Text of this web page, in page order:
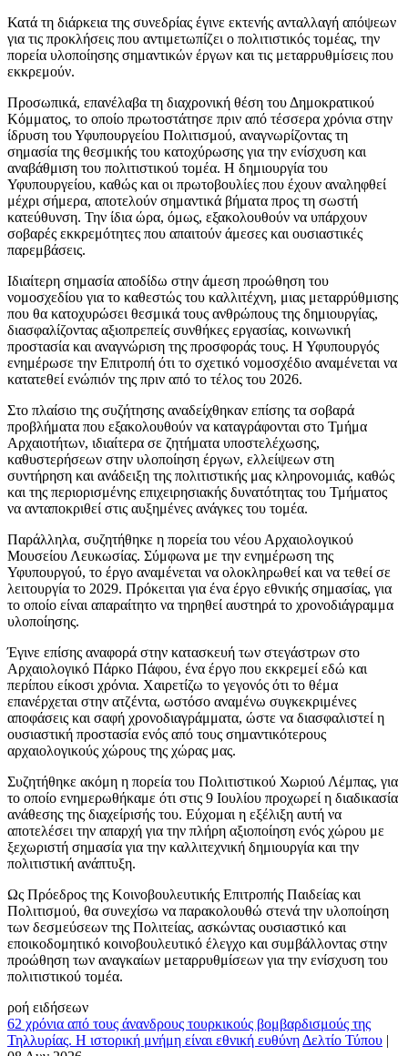
Κατά τη διάρκεια της συνεδρίας έγινε εκτενής ανταλλαγή απόψεων
για τις προκλήσεις που αντιμετωπίζει ο πολιτιστικός τομέας, την
πορεία υλοποίησης σημαντικών έργων και τις μεταρρυθμίσεις που
εκκρεμούν.
Προσωπικά, επανέλαβα τη διαχρονική θέση του Δημοκρατικού
Κόμματος, το οποίο πρωτοστάτησε πριν από τέσσερα χρόνια στην
ίδρυση του Υφυπουργείου Πολιτισμού, αναγνωρίζοντας τη
σημασία της θεσμικής του κατοχύρωσης για την ενίσχυση και
αναβάθμιση του πολιτιστικού τομέα. Η δημιουργία του
Υφυπουργείου, καθώς και οι πρωτοβουλίες που έχουν αναληφθεί
μέχρι σήμερα, αποτελούν σημαντικά βήματα προς τη σωστή
κατεύθυνση. Την ίδια ώρα, όμως, εξακολουθούν να υπάρχουν
σοβαρές εκκρεμότητες που απαιτούν άμεσες και ουσιαστικές
παρεμβάσεις.
Ιδιαίτερη σημασία αποδίδω στην άμεση προώθηση του
νομοσχεδίου για το καθεστώς του καλλιτέχνη, μιας μεταρρύθμισης
που θα κατοχυρώσει θεσμικά τους ανθρώπους της δημιουργίας,
διασφαλίζοντας αξιοπρεπείς συνθήκες εργασίας, κοινωνική
προστασία και αναγνώριση της προσφοράς τους. Η Υφυπουργός
ενημέρωσε την Επιτροπή ότι το σχετικό νομοσχέδιο αναμένεται να
κατατεθεί ενώπιόν της πριν από το τέλος του 2026.
Στο πλαίσιο της συζήτησης αναδείχθηκαν επίσης τα σοβαρά
προβλήματα που εξακολουθούν να καταγράφονται στο Τμήμα
Αρχαιοτήτων, ιδιαίτερα σε ζητήματα υποστελέχωσης,
καθυστερήσεων στην υλοποίηση έργων, ελλείψεων στη
συντήρηση και ανάδειξη της πολιτιστικής μας κληρονομιάς, καθώς
και της περιορισμένης επιχειρησιακής δυνατότητας του Τμήματος
να ανταποκριθεί στις αυξημένες ανάγκες του τομέα.
Παράλληλα, συζητήθηκε η πορεία του νέου Αρχαιολογικού
Μουσείου Λευκωσίας. Σύμφωνα με την ενημέρωση της
Υφυπουργού, το έργο αναμένεται να ολοκληρωθεί και να τεθεί σε
λειτουργία το 2029. Πρόκειται για ένα έργο εθνικής σημασίας, για
το οποίο είναι απαραίτητο να τηρηθεί αυστηρά το χρονοδιάγραμμα
υλοποίησης.
Έγινε επίσης αναφορά στην κατασκευή των στεγάστρων στο
Αρχαιολογικό Πάρκο Πάφου, ένα έργο που εκκρεμεί εδώ και
περίπου είκοσι χρόνια. Χαιρετίζω το γεγονός ότι το θέμα
επανέρχεται στην ατζέντα, ωστόσο αναμένω συγκεκριμένες
αποφάσεις και σαφή χρονοδιαγράμματα, ώστε να διασφαλιστεί η
ουσιαστική προστασία ενός από τους σημαντικότερους
αρχαιολογικούς χώρους της χώρας μας.
Συζητήθηκε ακόμη η πορεία του Πολιτιστικού Χωριού Λέμπας, για
το οποίο ενημερωθήκαμε ότι στις 9 Ιουλίου προχωρεί η διαδικασία
ανάθεσης της διαχείρισής του. Εύχομαι η εξέλιξη αυτή να
αποτελέσει την απαρχή για την πλήρη αξιοποίηση ενός χώρου με
ξεχωριστή σημασία για την καλλιτεχνική δημιουργία και την
πολιτιστική ανάπτυξη.
Ως Πρόεδρος της Κοινοβουλευτικής Επιτροπής Παιδείας και
Πολιτισμού, θα συνεχίσω να παρακολουθώ στενά την υλοποίηση
των δεσμεύσεων της Πολιτείας, ασκώντας ουσιαστικό και
εποικοδομητικό κοινοβουλευτικό έλεγχο και συμβάλλοντας στην
προώθηση των αναγκαίων μεταρρυθμίσεων για την ενίσχυση του
πολιτιστικού τομέα.
ροή ειδήσεων
62 χρόνια από τους άνανδρους τουρκικούς βομβαρδισμούς της
Τηλλυρίας. Η ιστορική μνήμη είναι εθνική ευθύνη Δελτίο Τύπου |